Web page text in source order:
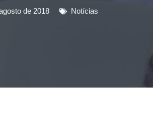
de 2018 Notícias